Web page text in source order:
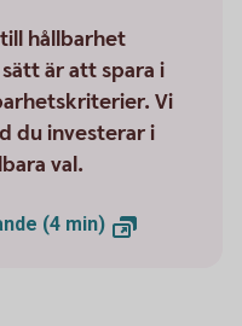
hållbarhet
är att spara i
Vi
du investerar i
val.
(4 min)